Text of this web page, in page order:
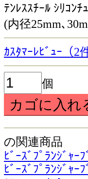
ﾃﾝﾚｽｽﾁｰﾙ ｼﾘｺﾝ
(内径25mm､
ｶｽﾀﾏｰﾚﾋﾞｭｰ（2
個
の関連商品
ﾋﾞｰｽﾞﾌﾟﾗﾝｼﾞｬｰ
ﾋﾞｰｽﾞﾌﾟﾗﾝｼﾞｬ